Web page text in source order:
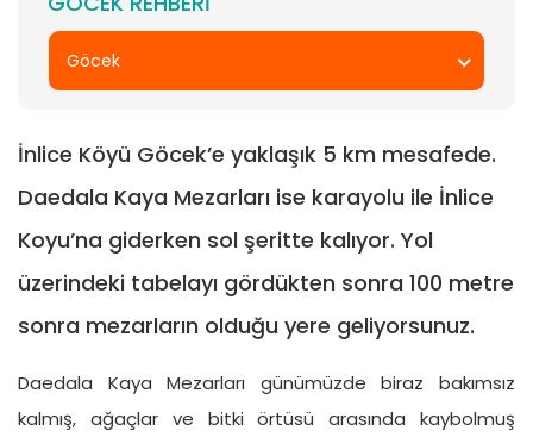
Göcek
İnlice Köyü Göcek’e yaklaşık 5 km mesafede.
Daedala Kaya Mezarları ise karayolu ile İnlice
Koyu’na giderken sol şeritte kalıyor. Yol
üzerindeki tabelayı gördükten sonra 100 metre
sonra mezarların olduğu yere geliyorsunuz.
Daedala Kaya Mezarları günümüzde biraz bakımsız
kalmış, ağaçlar ve bitki örtüsü arasında kaybolmuş